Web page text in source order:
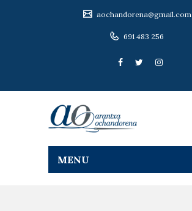
aochandorena@gmail.com
691 483 256
MENU